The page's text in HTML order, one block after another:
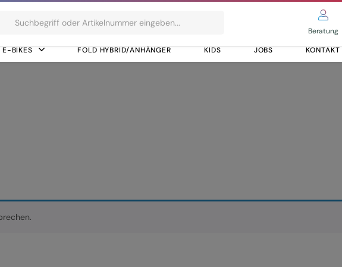
Beratung
E-BIKES FOLD HYBRID/ANHÄNGER KIDS JOBS KONTAKT